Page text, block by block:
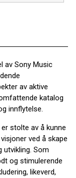
av Sony Music
av aktive
katalog
innflytelse.
stolte av å kunne
ved å skape
Som
og stimulerende
likeverd,